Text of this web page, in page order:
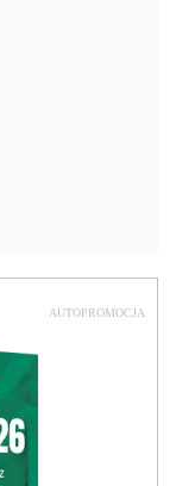
AUTOPROMOCJA